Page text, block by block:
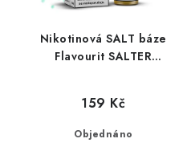
Nikotinová SALT báze
Flavourit SALTER
Objednáno
159 Kč